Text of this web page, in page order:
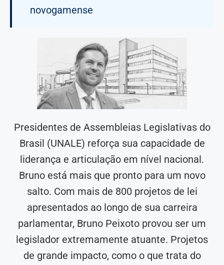
novogamense
Presidentes de Assembleias Legislativas do
Brasil (UNALE) reforça sua capacidade de
liderança e articulação em nível nacional.
Bruno está mais que pronto para um novo
salto. Com mais de 800 projetos de lei
apresentados ao longo de sua carreira
parlamentar, Bruno Peixoto provou ser um
legislador extremamente atuante. Projetos
de grande impacto, como o que trata do